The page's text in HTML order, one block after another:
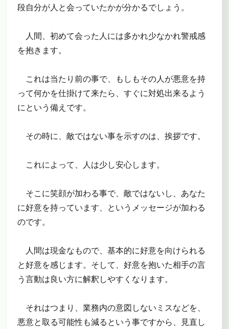
段自分が人と会っていたかが分かるでしょう。
人間、初めて会った人には多かれ少なかれ警戒感
を抱きます。
これは当たり前の事で、もしもその人が悪意を持
って何かを仕掛けて来たら、すぐに対処出来るよう
にという備えです。
その時に、敵ではない事を示すのは、挨拶です。
これによって、人は少し安心します。
そこに笑顔が加わる事で、敵ではないし、あなた
に好意を持っています、というメッセージが加わる
のです。
人間は現金なもので、基本的に好意を向けられる
と好意を感じます。そして、好意を抱いた相手の言
う言動は良い方に解釈しやすくなります。
それはつまり、業務内の意図しないミスなどを、
悪意と取る可能性も減るという事ですから、見直し